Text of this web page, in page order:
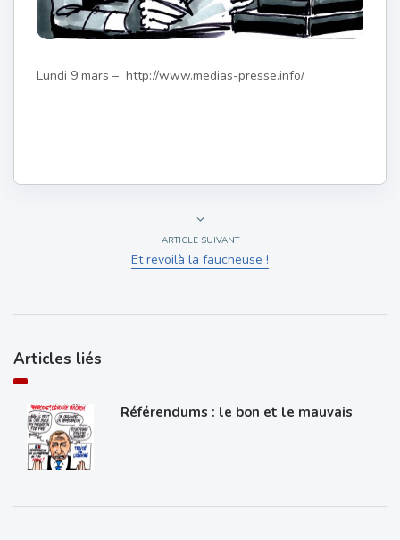
Lundi 9 mars – http://www.medias-presse.info/
ARTICLE SUIVANT
Et revoilà la faucheuse !
Articles liés
Référendums : le bon et le mauvais